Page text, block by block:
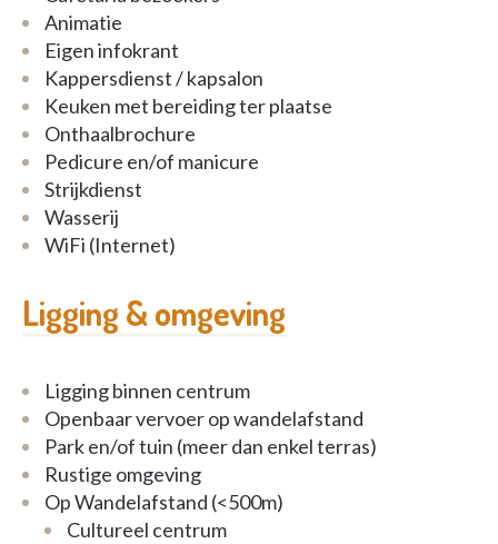
Bilzenhof?
Vul onderstaand formulier in, bel ons of neem een
kijkje op onze website.
U vindt alle gegevens hieronder terug.
Animatie
Eigen infokrant
Kappersdienst / kapsalon
Keuken met bereiding ter plaatse
Onthaalbrochure
Pedicure en/of manicure
Strijkdienst
Wasserij
WiFi (Internet)
Ligging & omgeving
Ligging binnen centrum
Openbaar vervoer op wandelafstand
Park en/of tuin (meer dan enkel terras)
Rustige omgeving
Op Wandelafstand (<500m)
Cultureel centrum